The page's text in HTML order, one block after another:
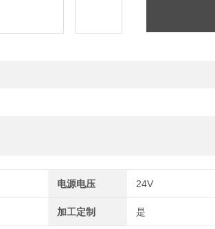
电源电压 24V
加工定制 是